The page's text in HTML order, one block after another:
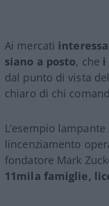
Ai mercati
siano a posto, che i
dal punto di vista
chiaro di chi
L’esempio
lincenziamento
fondatore Mark
11mila famiglie,